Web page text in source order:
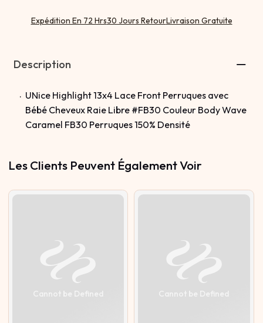
Expédition En 72 Hrs30 Jours RetourLivraison Gratuite
Description
UNice Highlight 13x4 Lace Front Perruques avec
Bébé Cheveux Raie Libre #FB30 Couleur Body Wave
Caramel FB30 Perruques 150% Densité
Les Clients Peuvent Également Voir
Cannot be Defined Cannot be Defined